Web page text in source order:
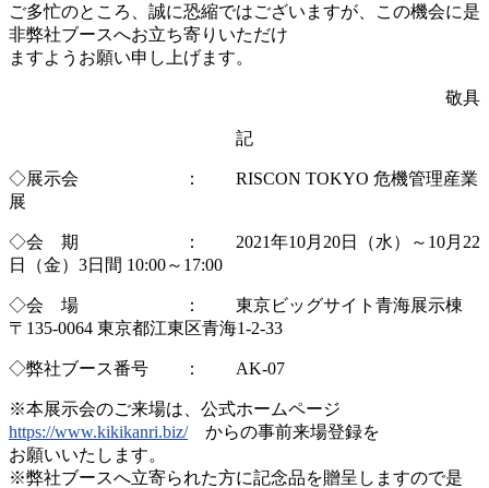
ご多忙のところ、誠に恐縮ではございますが、この機会に是
非弊社ブースへお立ち寄りいただけ
ますようお願い申し上げます。
敬具
記
◇展示会 ： RISCON TOKYO 危機管理産業
展
◇会 期 ： 2021年10月20日（水）～10月22
日（金）3日間 10:00～17:00
◇会 場 ： 東京ビッグサイト青海展示棟
〒135-0064 東京都江東区青海1-2-33
◇弊社ブース番号 ： AK-07
※本展示会のご来場は、公式ホームページ
https://www.kikikanri.biz/からの事前来場登録を
お願いいたします。
※弊社ブースへ立寄られた方に記念品を贈呈しますので是